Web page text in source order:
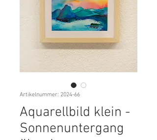
Artikelnummer: 2024-66
Aquarellbild klein -
Sonnenuntergang